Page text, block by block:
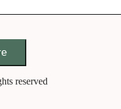
reserved